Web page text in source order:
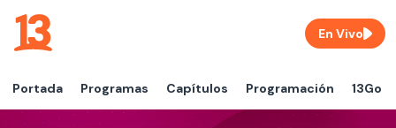
Portada Programas Capítulos Programación 13Go
En Vivo